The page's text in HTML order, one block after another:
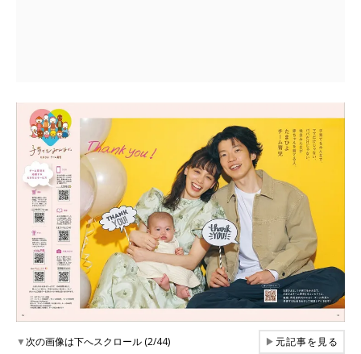
▼次の画像は下へスクロール (2/44) ▶元記事を見る